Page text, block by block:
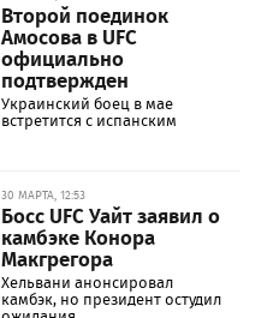
Второй поединок
Амосова в UFC
официально
подтвержден
Украинский боец в мае
встретится с испанским
30 МАРТА, 12:53
Босс UFC Уайт заявил о
камбэке Конора
Макгрегора
Хельвани анонсировал
камбэк, но президент остудил